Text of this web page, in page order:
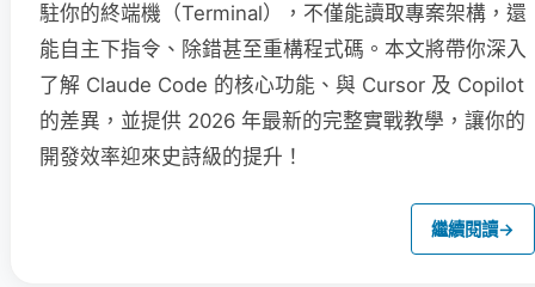
駐你的終端機（Terminal），不僅能讀取專案架構，還
能自主下指令、除錯甚至重構程式碼。本文將帶你深入
了解 Claude Code 的核心功能、與 Cursor 及 Copilot
的差異，並提供 2026 年最新的完整實戰教學，讓你的
開發效率迎來史詩級的提升！
繼續閱讀→